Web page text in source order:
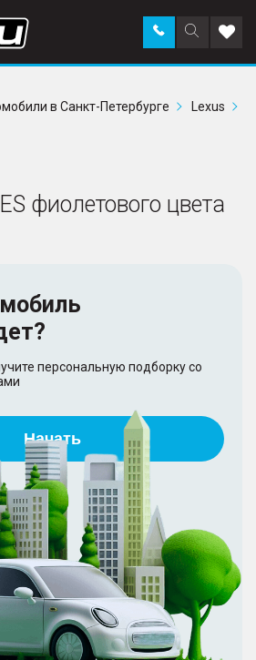
Поиск
по
Заказать
звонок в
в Санкт-Петербурге Lexus
фиолетового цвета
персональную подборку со
Начать